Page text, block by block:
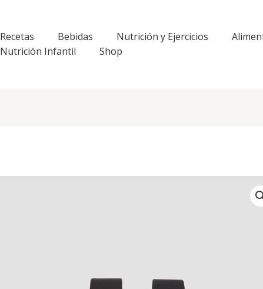
Recetas Bebidas Nutrición y Ejercicios
Nutrición Infantil
Shop